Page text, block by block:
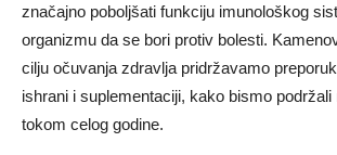
značajno poboljšati funkciju imunološkog
organizmu da se bori protiv bolesti.
cilju očuvanja zdravlja pridržavamo
ishrani i suplementaciji, kako bismo podržali
tokom celog godine.